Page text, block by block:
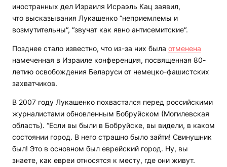
иностранных дел Израиля Исраэль Кац заявил,
что высказывания Лукашенко “неприемлемы и
возмутительны“, “звучат как явно антисемитские“.
Позднее стало известно, что из-за них была отменена
намеченная в Израиле конференция, посвященная 80-
летию освобождения Беларуси от немецко-фашистских
захватчиков.
В 2007 году Лукашенко похвастался перед российскими
журналистами обновленным Бобруйском (Могилевская
область). “Если вы были в Бобруйске, вы видели, в каком
состоянии город. В него страшно было зайти! Свинушник
был! Это в основном был еврейский город. Ну, вы
знаете, как евреи относятся к месту, где они живут.